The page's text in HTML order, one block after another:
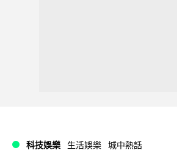
科技娛樂 生活娛樂 城中熱話